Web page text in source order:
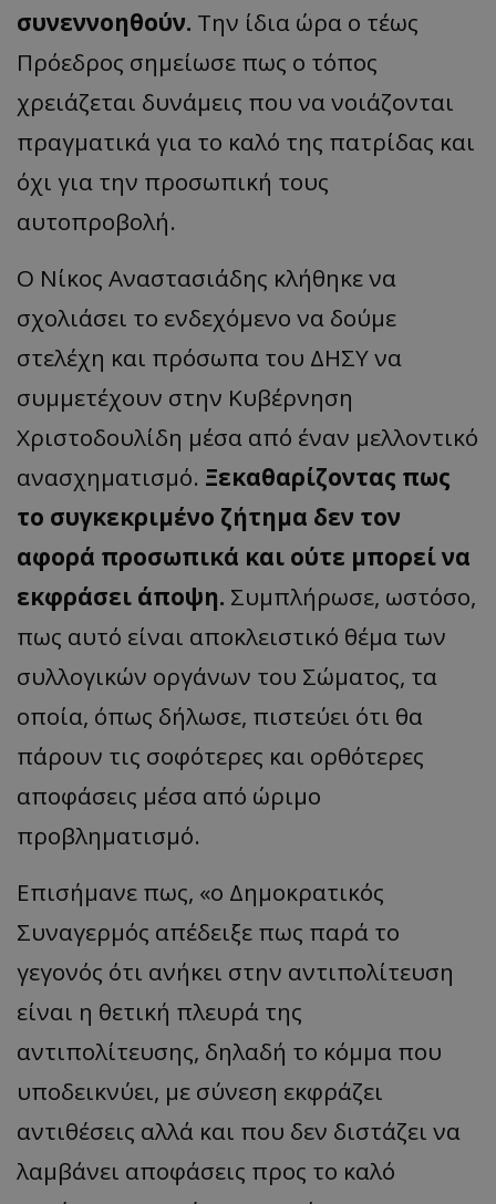
συνεννοηθούν. Την ίδια ώρα ο τέως
Πρόεδρος σημείωσε πως ο τόπος
χρειάζεται δυνάμεις που να νοιάζονται
πραγματικά για το καλό της πατρίδας και
όχι για την προσωπική τους
αυτοπροβολή.
Ο Νίκος Αναστασιάδης κλήθηκε να
σχολιάσει το ενδεχόμενο να δούμε
στελέχη και πρόσωπα του ΔΗΣΥ να
συμμετέχουν στην Κυβέρνηση
Χριστοδουλίδη μέσα από έναν μελλοντικό
ανασχηματισμό. Ξεκαθαρίζοντας πως
το συγκεκριμένο ζήτημα δεν τον
αφορά προσωπικά και ούτε μπορεί να
εκφράσει άποψη. Συμπλήρωσε, ωστόσο,
πως αυτό είναι αποκλειστικό θέμα των
συλλογικών οργάνων του Σώματος, τα
οποία, όπως δήλωσε, πιστεύει ότι θα
πάρουν τις σοφότερες και ορθότερες
αποφάσεις μέσα από ώριμο
προβληματισμό.
Επισήμανε πως, «ο Δημοκρατικός
Συναγερμός απέδειξε πως παρά το
γεγονός ότι ανήκει στην αντιπολίτευση
είναι η θετική πλευρά της
αντιπολίτευσης, δηλαδή το κόμμα που
υποδεικνύει, με σύνεση εκφράζει
αντιθέσεις αλλά και που δεν διστάζει να
λαμβάνει αποφάσεις προς το καλό